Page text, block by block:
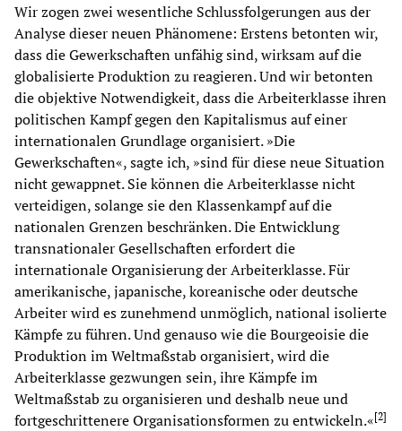
Wir zogen zwei wesentliche Schlussfolgerungen aus der
Analyse dieser neuen Phänomene: Erstens betonten wir,
dass die Gewerkschaften unfähig sind, wirksam auf die
globalisierte Produktion zu reagieren. Und wir betonten
die objektive Notwendigkeit, dass die Arbeiterklasse ihren
politischen Kampf gegen den Kapitalismus auf einer
internationalen Grundlage organisiert. »Die
Gewerkschaften«, sagte ich, »sind für diese neue Situation
nicht gewappnet. Sie können die Arbeiterklasse nicht
verteidigen, solange sie den Klassenkampf auf die
nationalen Grenzen beschränken. Die Entwicklung
transnationaler Gesellschaften erfordert die
internationale Organisierung der Arbeiterklasse. Für
amerikanische, japanische, koreanische oder deutsche
Arbeiter wird es zunehmend unmöglich, national isolierte
Kämpfe zu führen. Und genauso wie die Bourgeoisie die
Produktion im Weltmaßstab organisiert, wird die
Arbeiterklasse gezwungen sein, ihre Kämpfe im
Weltmaßstab zu organisieren und deshalb neue und
fortgeschrittenere Organisationsformen zu entwickeln.«[2]